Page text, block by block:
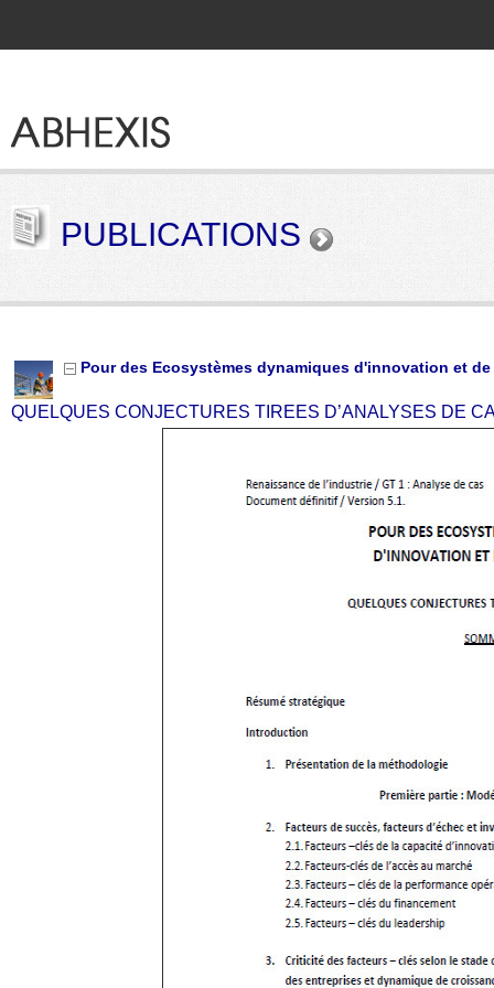
PUBLICATIONS
Pour des Ecosystèmes dynamiques d'innovation et
QUELQUES CONJECTURES TIREES D’ANALYSES DE